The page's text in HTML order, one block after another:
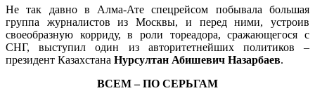
Не так давно в Алма-Ате спецрейсом побывала большая
группа журналистов из Москвы, и перед ними, устроив
своеобразную корриду, в роли тореадора, сражающегося с
СНГ, выступил один из авторитетнейших политиков –
президент Казахстана Нурсултан Абишевич Назарбаев.
ВСЕМ – ПО СЕРЬГАМ